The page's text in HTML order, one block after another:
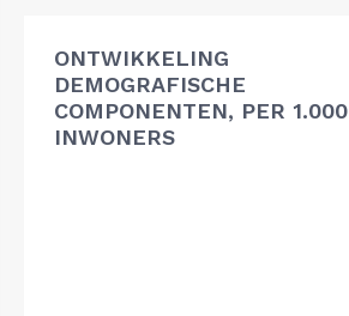
ONTWIKKELING
DEMOGRAFISCHE
COMPONENTEN, PER 1.000
INWONERS